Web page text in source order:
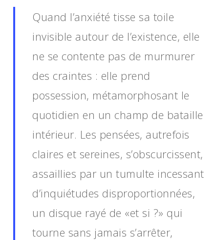
Quand l’anxiété tisse sa toile
invisible autour de l’existence, elle
ne se contente pas de murmurer
des craintes : elle prend
possession, métamorphosant le
quotidien en un champ de bataille
intérieur. Les pensées, autrefois
claires et sereines, s’obscurcissent,
assaillies par un tumulte incessant
d’inquiétudes disproportionnées,
un disque rayé de «et si ?» qui
tourne sans jamais s’arrêter,